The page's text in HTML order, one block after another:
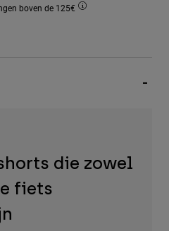
boven de 125€
die zowel
fiets